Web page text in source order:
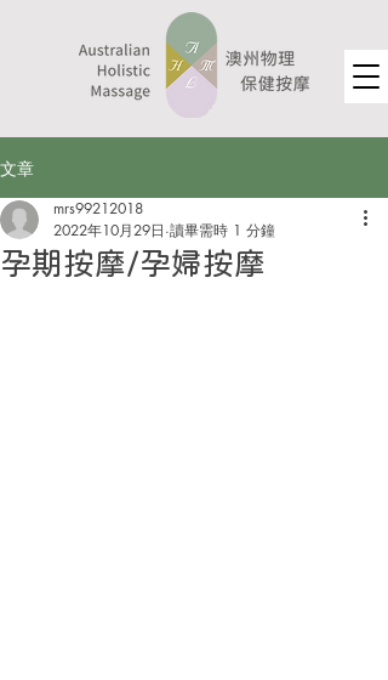
文章
孕期按摩/孕婦按摩
mrs99212018
2022年10月29日 讀畢需時 1 分鐘